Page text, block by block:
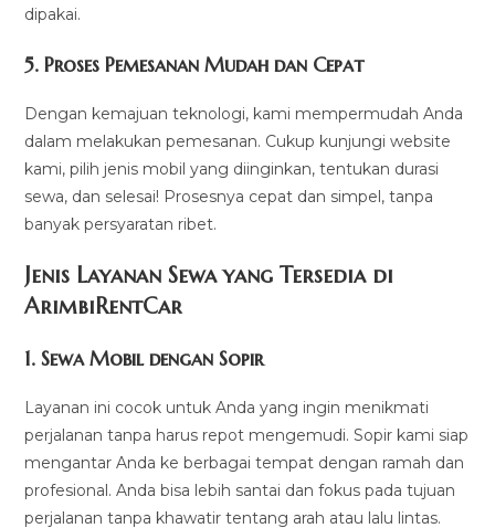
dipakai.
5.Proses Pemesanan Mudah dan Cepat
Dengan kemajuan teknologi, kami mempermudah Anda
dalam melakukan pemesanan. Cukup kunjungi website
kami, pilih jenis mobil yang diinginkan, tentukan durasi
sewa, dan selesai! Prosesnya cepat dan simpel, tanpa
banyak persyaratan ribet.
Jenis Layanan Sewa yang Tersedia di
ArimbiRentCar
1.Sewa Mobil dengan Sopir
Layanan ini cocok untuk Anda yang ingin menikmati
perjalanan tanpa harus repot mengemudi. Sopir kami siap
mengantar Anda ke berbagai tempat dengan ramah dan
profesional. Anda bisa lebih santai dan fokus pada tujuan
perjalanan tanpa khawatir tentang arah atau lalu lintas.